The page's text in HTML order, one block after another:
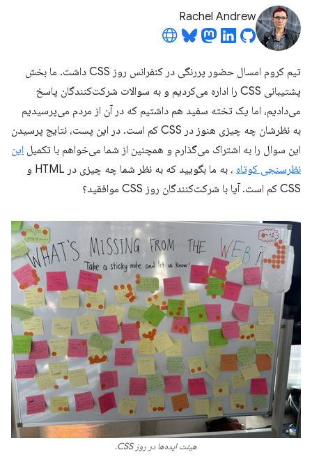
Rachel Andrew
تیم کروم امسال حضور پررنگی در کنفرانس روز CSS داشت. ما بخش
پشتیبانی CSS را اداره می‌کردیم و به سوالات شرکت‌کنندگان پاسخ
می‌دادیم، اما یک تخته سفید هم داشتیم که در آن از مردم می‌پرسیدیم
به نظرشان چه چیزی هنوز در CSS کم است. در این پست، نتایج پرسیدن
این سوال را به اشتراک می‌گذارم و همچنین از شما می‌خواهم با تکمیل این
نظرسنجی کوتاه
، به ما بگویید که به نظر شما چه چیزی در HTML و
CSS کم است. آیا با شرکت‌کنندگان روز CSS موافقید؟
هیئت ایده‌ها در روز CSS.